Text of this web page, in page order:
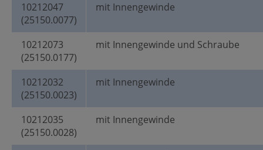
10212047
(25150.0077)
mit Innengewinde
10212073
(25150.0177)
mit Innengewinde und Schraube
10212032
(25150.0023)
mit Innengewinde
10212035
(25150.0028)
mit Innengewinde